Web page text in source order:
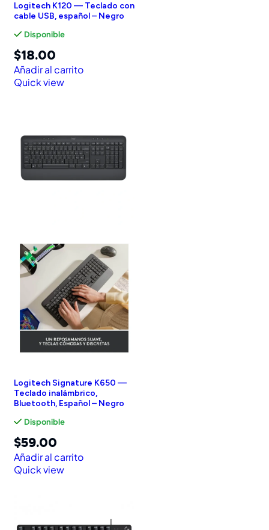
Logitech K120 — Teclado con
cable USB, español – Negro
Disponible
$18.00
Añadir al carrito
Quick view
Logitech Signature K650 —
Teclado inalámbrico,
Bluetooth, Español – Negro
Disponible
$59.00
Añadir al carrito
Quick view